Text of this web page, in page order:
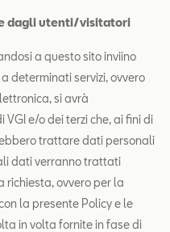
dagli utenti/visitatori
a questo sito inviino
determinati servizi, ovvero
si avrà
e/o dei terzi che, ai fini di
trattare dati personali
dati verranno trattati
richiesta, ovvero per la
la presente Policy e le
in volta fornite in fase di